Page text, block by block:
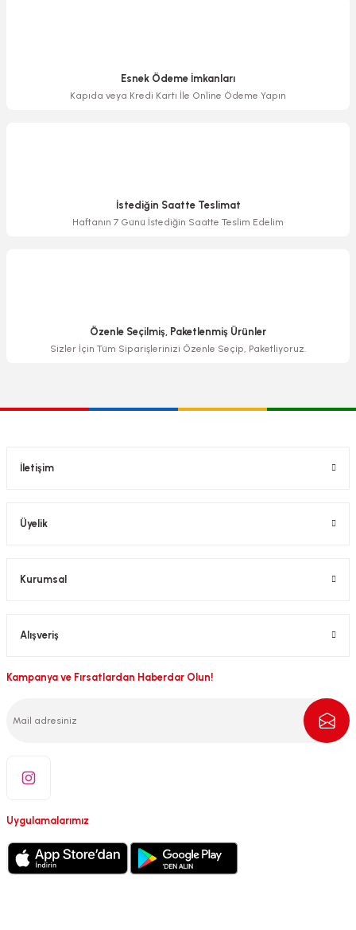
Esnek Ödeme İmkanları
Kapıda veya Kredi Kartı İle Online Ödeme Yapın
İstediğin Saatte Teslimat
Haftanın 7 Günü İstediğin Saatte Teslim Edelim
Özenle Seçilmiş, Paketlenmiş Ürünler
Sizler İçin Tüm Siparişlerinizi Özenle Seçip, Paketliyoruz.
İletişim
Üyelik
Kurumsal
Alışveriş
Kampanya ve Fırsatlardan Haberdar Olun!
Uygulamalarımız